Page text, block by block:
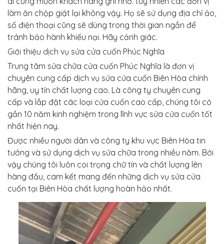
làm ăn chộp giật lại không vậy. Họ sẽ sử dụng địa chỉ ảo,
số điện thoại cũng sẽ dùng trong thời gian ngắn để
tránh bảo hành khiếu nại. Hãy cảnh giác.
Giới thiệu dịch vụ sửa cửa cuốn Phúc Nghĩa
Trung tâm sửa chữa cửa cuốn Phúc Nghĩa là đơn vị
chuyên cung cấp dịch vụ sửa cửa cuốn Biên Hòa chính
hãng, uy tín chất lượng cao. Là công ty chuyên cung
cấp và lắp đặt các loại cửa cuốn cao cấp, chúng tôi có
gần 10 năm kinh nghiệm trong lĩnh vực sửa cửa cuốn tốt
nhất hiện nay.
Được nhiều người dân và công ty khu vực Biên Hòa tin
tưởng và sử dụng dịch vụ sửa chữa trong nhiều năm. Bởi
vậy chúng tôi luôn coi trọng chữ tín và chất lượng lên
hàng đầu, cam kết mang đến những dịch vụ sửa cửa
cuốn tại Biên Hòa chất lượng hoàn hảo nhất.